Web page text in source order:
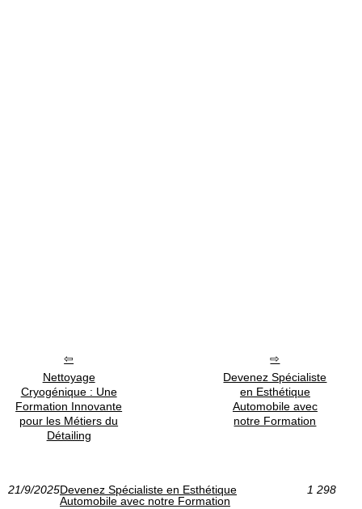
Nettoyage
Cryogénique : Une
Formation Innovante
pour les Métiers du
Détailing
Devenez Spécialiste
en Esthétique
Automobile avec
notre Formation
21/9/2025Devenez Spécialiste en Esthétique
Automobile avec notre Formation
1 298